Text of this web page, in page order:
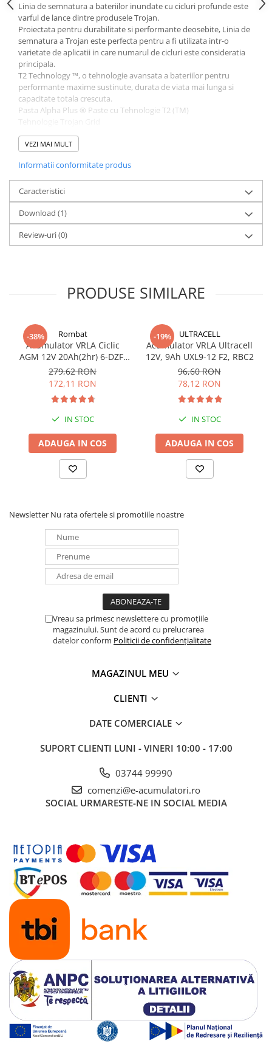
Linia de semnatura a bateriilor inundate cu cicluri profunde este
varful de lance dintre produsele Trojan.
Proiectata pentru durabilitate si performante deosebite, Linia de
semnatura a Trojan este perfecta pentru a fi utilizata intr-o
varietate de aplicatii in care numarul de cicluri este consideratia
principala.
T2 Technology ™, o tehnologie avansata a bateriilor pentru
performante maxime sustinute, durata de viata mai lunga si
capacitate totala crescuta.
Pasta Alpha Plus ® Paste cu Tehnologie T2 (TM)
Separator Maxguard ® T2
Tubulaturi Snake (TM)
Specificatii Tehnice:
Model - L16G-AC
Tehnologie: Plumb-acid - electrolit lichid
Tensiune: 6V
Capacitate: 344 Ah @ 5hr, 420 Ah @ 20hr, 467 Ah @ 100hr
Dimensiuni: 313x174x417
Greutate: 46kg
electrocare, masini de curatare podele si masini pentru maturat
Echipamente de putere, platforme si nacele ridicatoare, jucarii
actionate electric, sisteme de control, aspiratoare industriale
Echipamente medicale
Marine / Camping, energie regenerabila si sisteme fotovoltaice
VEZI MAI MULT
Informatii conformitate produs
Caracteristici
Download (1)
Review-uri(0)
PRODUSE SIMILARE
-38% Rombat
Acumulator VRLA Ciclic
AGM 12V 20Ah(2hr) 6-DZF-
20 / 6-DZM-20 pentru
biciclete electrice
279,62 RON
172,11 RON
IN STOC
ADAUGA IN COS
-19% ULTRACELL
Acumulator VRLA Ultracell
12V, 9Ah UXL9-12 F2, RBC2
96,60 RON
78,12 RON
IN STOC
ADAUGA IN COS
Newsletter Nu rata ofertele si promotiile noastre
Vreau sa primesc newslettere cu promoțiile
magazinului. Sunt de acord cu prelucrarea
datelor conform Politicii de confidențialitate
MAGAZINUL MEU
CLIENTI
DATE COMERCIALE
SUPORT CLIENTI LUNI - VINERI 10:00 - 17:00
03744 99990
comenzi@e-acumulatori.ro
SOCIAL URMARESTE-NE IN SOCIAL MEDIA